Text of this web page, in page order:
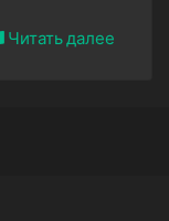
Читать далее